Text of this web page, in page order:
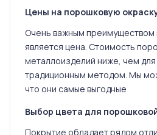
Цены на порошковую
Очень важным преимуществом
является цена. Стоимость
металлоизделий ниже, чем для
традиционным методом. Мы
что они самые выгодные
Выбор цвета для
Покрытие обладает рядом